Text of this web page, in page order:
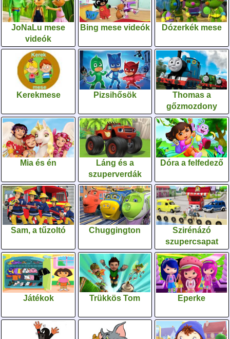
JoNaLu mese
videók
Bing mese videók Dózerkék mese
Kerekmese Pizsihősök
Thomas a
gőzmozdony
Mia és én
Láng és a
szuperverdák
Dóra a felfedező
Sam, a tűzoltó Chuggington
Szirénázó
szupercsapat
Játékok Trükkös Tom Eperke